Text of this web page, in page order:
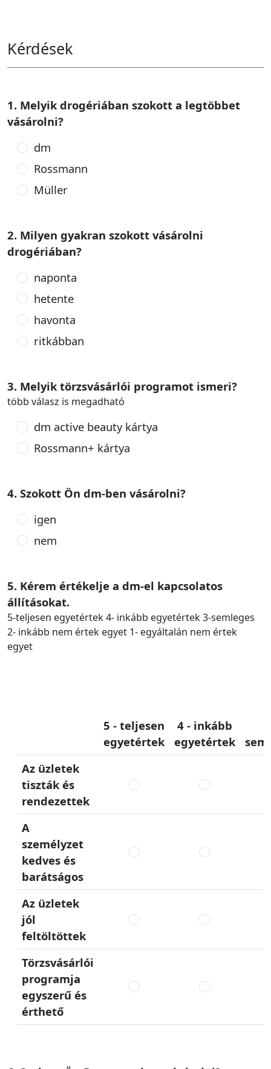
Kérdések
1. Melyik drogériában szokott a legtöbbet
vásárolni?
dm
Rossmann
Müller
2. Milyen gyakran szokott vásárolni
drogériában?
naponta
hetente
havonta
ritkábban
3. Melyik törzsvásárlói programot ismeri?
több válasz is megadható
dm active beauty kártya
Rossmann+ kártya
4. Szokott Ön dm-ben vásárolni?
igen
nem
5. Kérem értékelje a dm-el kapcsolatos
állításokat.
5-teljesen egyetértek 4- inkább egyetértek 3-semleges
2- inkább nem értek egyet 1- egyáltalán nem értek
egyet
5 - teljesen
egyetértek
4 - inkább
egyetértek
Az üzletek
tiszták és
rendezettek
A
személyzet
kedves és
barátságos
Az üzletek
jól
feltöltöttek
Törzsvásárlói
programja
egyszerű és
érthető